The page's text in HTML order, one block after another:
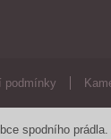
podmínky
spodního